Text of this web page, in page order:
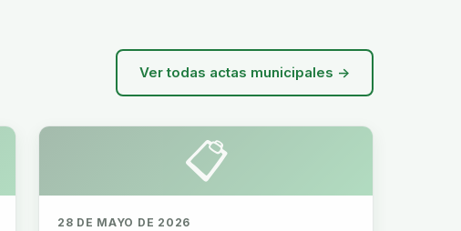
Ver todas actas municipales →
📋
28 DE MAYO DE 2026